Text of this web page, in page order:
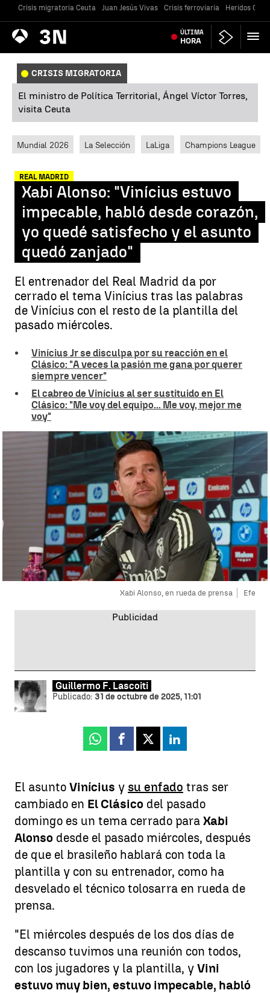
Crisis migratoria Ceuta Juan Jesús Vivas Crisis ferroviaria Heridos
Antena
3 Noticias ÚLTIMA
HORA
CRISIS MIGRATORIA
El ministro de Política Territorial, Ángel Víctor Torres,
visita Ceuta
Mundial 2026 La Selección LaLiga Champions League
REAL MADRID
Xabi Alonso: "Vinícius estuvo
impecable, habló desde corazón,
yo quedé satisfecho y el asunto
quedó zanjado"
El entrenador del Real Madrid da por
cerrado el tema Vinícius tras las palabras
de Vinícius con el resto de la plantilla del
pasado miércoles.
Vinícius Jr se disculpa por su reacción en el
Clásico: "A veces la pasión me gana por querer
siempre vencer"
El cabreo de Vinícius al ser sustituido en El
Clásico: "Me voy del equipo... Me voy, mejor me
voy"
Xabi Alonso, en rueda de prensa Efe
Guillermo F. Lascoiti
Publicado: 31 de octubre de 2025, 11:01
Whatsapp
Facebook
X Linkedin
El asunto Vinícius y su enfado tras ser
cambiado en El Clásico del pasado
domingo es un tema cerrado para Xabi
Alonso desde el pasado miércoles, después
de que el brasileño hablará con toda la
plantilla y con su entrenador, como ha
desvelado el técnico tolosarra en rueda de
prensa.
"El miércoles después de los dos días de
descanso tuvimos una reunión con todos,
con los jugadores y la plantilla, y Vini
estuvo muy bien, estuvo impecable, habló